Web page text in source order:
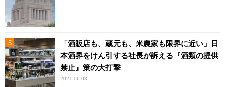
「酒販店も、蔵元も、米農家も限界に近い」日
本酒界をけん引する社長が訴える『酒類の提供
禁止』策の大打撃
2021.06.08